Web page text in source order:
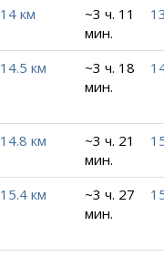
14 км
~3 ч. 11
мин.
14.5 км
~3 ч. 18
мин.
14.8 км
~3 ч. 21
мин.
15.4 км
~3 ч. 27
мин.